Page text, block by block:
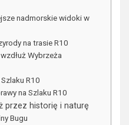
nadmorskie widoki w
na trasie R10
Wybrzeża
R10
na Szlaku R10
przez historię i naturę
Bugu